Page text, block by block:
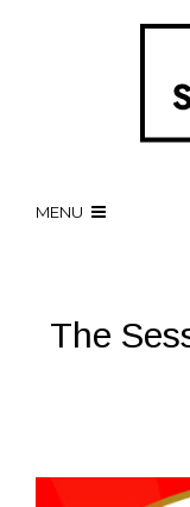
MENU
The